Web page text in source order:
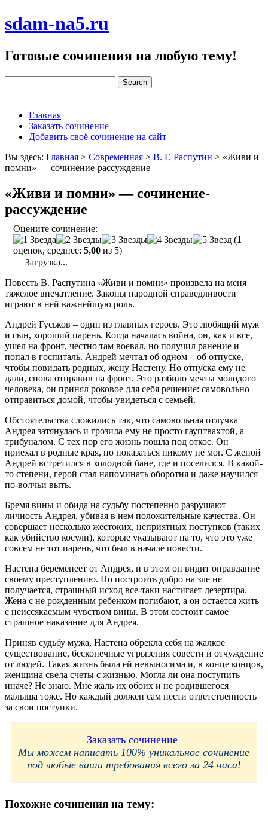
sdam-na5.ru
Готовые сочинения на любую тему!
Главная
Заказать сочинение
Добавить своё сочинение на сайт
Вы здесь: Главная > Современная > В. Г. Распутин > «Живи и
помни» — сочинение-рассуждение
«Живи и помни» — сочинение-
рассуждение
Оцените сочинение:
(1
оценок, среднее: 5,00 из 5)
Загрузка...
Повесть В. Распутина «Живи и помни» произвела на меня
тяжелое впечатление. Законы народной справедливости
играют в ней важнейшую роль.
Андрей Гуськов – один из главных героев. Это любящий муж
и сын, хороший парень. Когда началась война, он, как и все,
ушел на фронт, честно там воевал, но получил ранение и
попал в госпиталь. Андрей мечтал об одном – об отпуске,
чтобы повидать родных, жену Настену. Но отпуска ему не
дали, снова отправив на фронт. Это разбило мечты молодого
человека, он принял роковое для себя решение: самовольно
отправиться домой, чтобы увидеться с семьей.
Обстоятельства сложились так, что самовольная отлучка
Андрея затянулась и грозила ему не просто гауптвахтой, а
трибуналом. С тех пор его жизнь пошла под откос. Он
приехал в родные края, но показаться никому не мог. С женой
Андрей встретился в холодной бане, где и поселился. В какой-
то степени, герой стал напоминать оборотня и даже научился
по-волчьи выть.
Бремя вины и обида на судьбу постепенно разрушают
личность Андрея, убивая в нем положительные качества. Он
совершает несколько жестоких, неприятных поступков (таких
как убийство косули), которые указывают на то, что это уже
совсем не тот парень, что был в начале повести.
Настена беременеет от Андрея, и в этом он видит оправдание
своему преступлению. Но построить добро на зле не
получается, страшный исход все-таки настигает дезертира.
Жена с не рожденным ребенком погибают, а он остается жить
с неиссякаемым чувством вины. В этом состоит самое
страшное наказание для Андрея.
Приняв судьбу мужа, Настена обрекла себя на жалкое
существование, бесконечные угрызения совести и отчуждение
от людей. Такая жизнь была ей невыносима и, в конце концов,
женщина свела счеты с жизнью. Могла ли она поступить
иначе? Не знаю. Мне жаль их обоих и не родившегося
малыша тоже. Но каждый должен сам нести ответственность
за свои поступки.
Заказать сочинение
Мы можем написать 100% уникальное сочинение
под любые ваши требования всего за 24 часа!
Похожие сочинения на тему: